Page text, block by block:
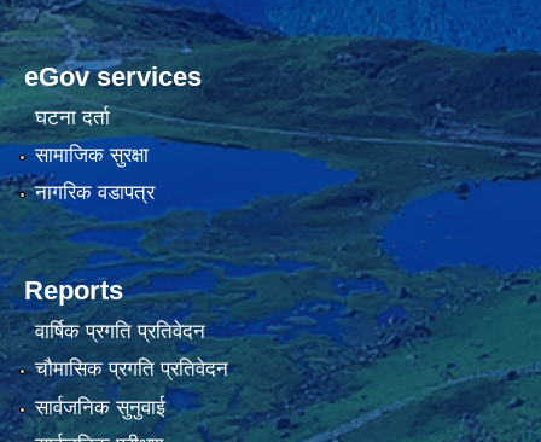
eGov services
घटना दर्ता
सामाजिक सुरक्षा
नागरिक वडापत्र
Reports
वार्षिक प्रगति प्रतिवेदन
चौमासिक प्रगति प्रतिवेदन
सार्वजनिक सुनुवाई